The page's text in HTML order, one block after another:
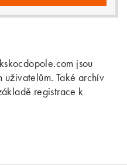
jsou
uživatelům. Také archív
registrace k